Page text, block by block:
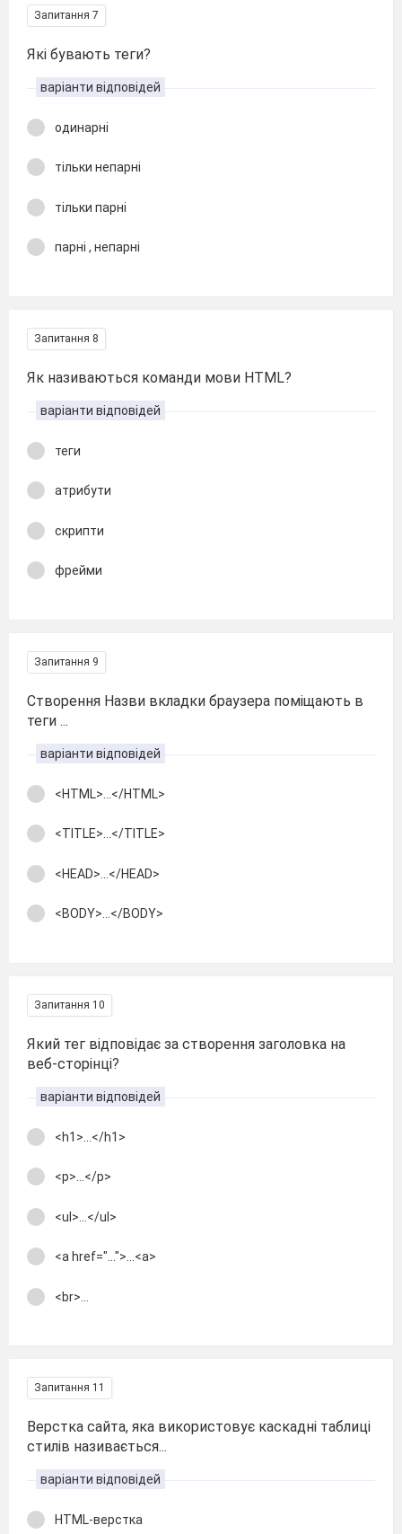
Запитання 7
Які бувають теги?
варіанти відповідей
одинарні
тільки непарні
тільки парні
парні , непарні
Запитання 8
Як називаються команди мови HTML?
варіанти відповідей
теги
атрибути
скрипти
фрейми
Запитання 9
Створення Назви вкладки браузера поміщають в
теги ...
варіанти відповідей
<HTML>...</HTML>
<TITLE>...</TITLE>
<HEAD>...</HEAD>
<BODY>...</BODY>
Запитання 10
Який тег відповідає за створення заголовка на
веб-сторінці?
варіанти відповідей
<h1>...</h1>
<p>...</p>
<ul>...</ul>
<a href="...">...<a>
<br>...
Запитання 11
Верстка сайта, яка використовує каскадні таблиці
стилів називається...
варіанти відповідей
HTML-верстка